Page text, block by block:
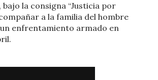
la consigna “Justicia por
a la familia del hombre
enfrentamiento armado en